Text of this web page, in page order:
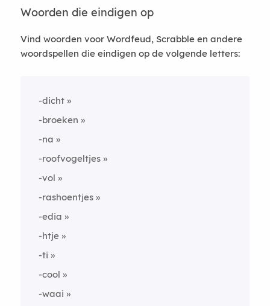
Woorden die eindigen op
Vind woorden voor Wordfeud, Scrabble en andere
woordspellen die eindigen op de volgende letters:
-dicht
-broeken
-na
-roofvogeltjes
-vol
-rashoentjes
-edia
-htje
-ti
-cool
-waai